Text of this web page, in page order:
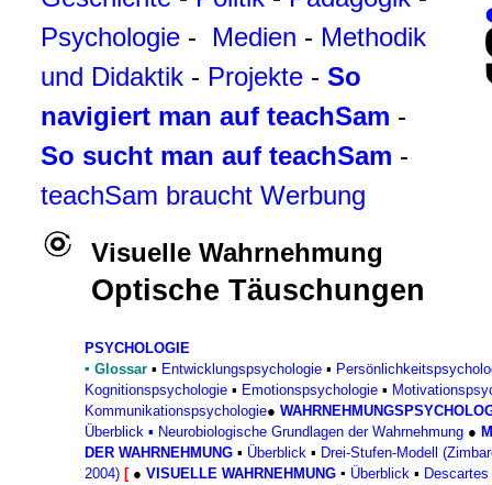
Psychologie - Medien - Methodik
und Didaktik - Projekte - So
navigiert man auf teachSam -
So sucht man auf teachSam -
teachSam braucht Werbung
Visuelle Wahrnehmung
Optische Täuschungen
PSYCHOLOGIE
▪ Glossar ▪ Entwicklungspsychologie ▪
Kognitionspsychologie ▪ Emotionspsychologie ▪
Kommunikationspsychologie● WAHRNEHMUNGSPSYCHOLO
Überblick ▪ Neurobiologische Grundlagen der Wahrnehmung ●
DER WAHRNEHMUNG ▪ Überblick ▪ Drei-Stufen-Modell
2004) [ ● VISUELLE WAHRNEHMUNG ▪ Überblick ▪